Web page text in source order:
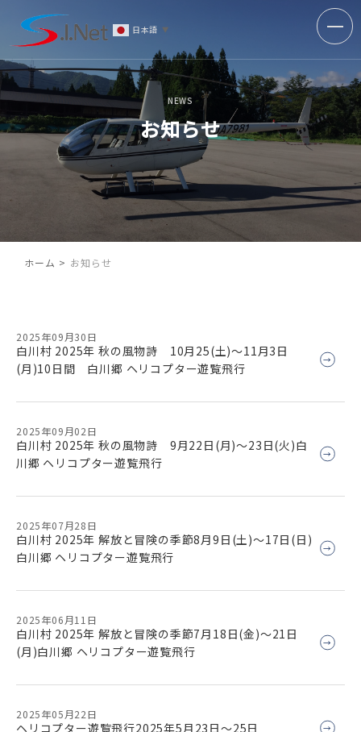
日本語 ▼
NEWS
お知らせ
ホーム お知らせ
2025年09月30日
白川村 2025年 秋の風物詩 10月25(土)～11月3日
(月)10日間 白川郷 ヘリコプター遊覧飛行
2025年09月02日
白川村 2025年 秋の風物詩 9月22日(月)～23日(火)白
川郷 ヘリコプター遊覧飛行
2025年07月28日
白川村 2025年 解放と冒険の季節8月9日(土)～17日(日)
白川郷 ヘリコプター遊覧飛行
2025年06月11日
白川村 2025年 解放と冒険の季節7月18日(金)～21日
(月)白川郷 ヘリコプター遊覧飛行
2025年05月22日
ヘリコプター遊覧飛行2025年5月23日～25日